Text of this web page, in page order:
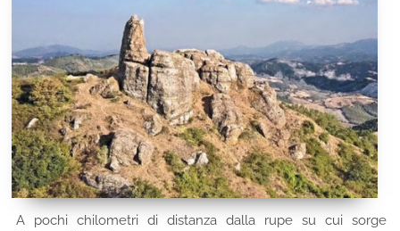
A pochi chilometri di distanza dalla rupe su cui sorge